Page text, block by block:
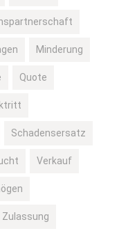
Minderung
Quote
Schadensersatz
Verkauf
Zulassung